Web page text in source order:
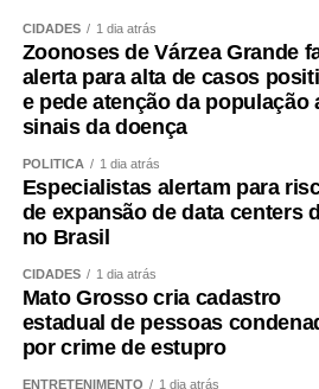
CIDADES 1 dia atrás
Zoonoses de Várzea Grande
alerta para alta de casos
e pede atenção da população
sinais da doença
POLÍTICA 1 dia atrás
Especialistas alertam para
de expansão de data centers
no Brasil
CIDADES 1 dia atrás
Mato Grosso cria cadastro
estadual de pessoas
por crime de estupro
ENTRETENIMENTO 1 dia atrás